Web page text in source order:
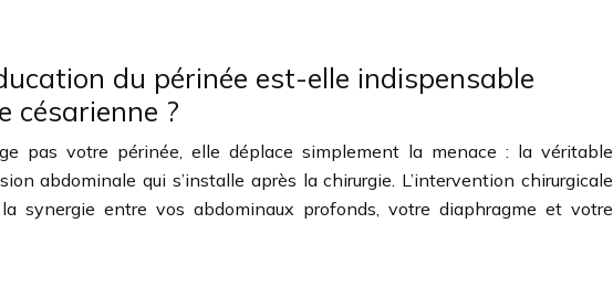
du périnée est-elle indispensable
césarienne ?
pas votre périnée, elle déplace simplement la menace : la véritable
abdominale qui s’installe après la chirurgie. L’intervention chirurgicale
la synergie entre vos abdominaux profonds, votre diaphragme et votre